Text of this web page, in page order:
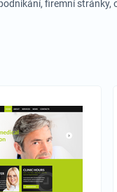
firemní stránky,